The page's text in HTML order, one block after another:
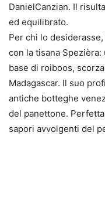
DanielCanzian. Il
ed equilibrato.
Per chi lo
con la tisana
base di roiboos,
Madagascar. Il suo
antiche botteghe
del panettone.
sapori avvolgenti del